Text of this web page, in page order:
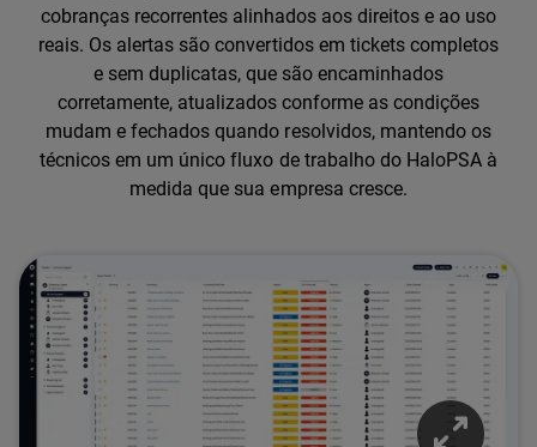
cobranças recorrentes alinhados aos direitos e ao uso
reais. Os alertas são convertidos em tickets completos
e sem duplicatas, que são encaminhados
corretamente, atualizados conforme as condições
mudam e fechados quando resolvidos, mantendo os
técnicos em um único fluxo de trabalho do HaloPSA à
medida que sua empresa cresce.